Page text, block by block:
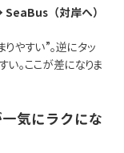
（対岸へ）
やすい”。逆にタッ
。ここが差になりま
気にラクにな